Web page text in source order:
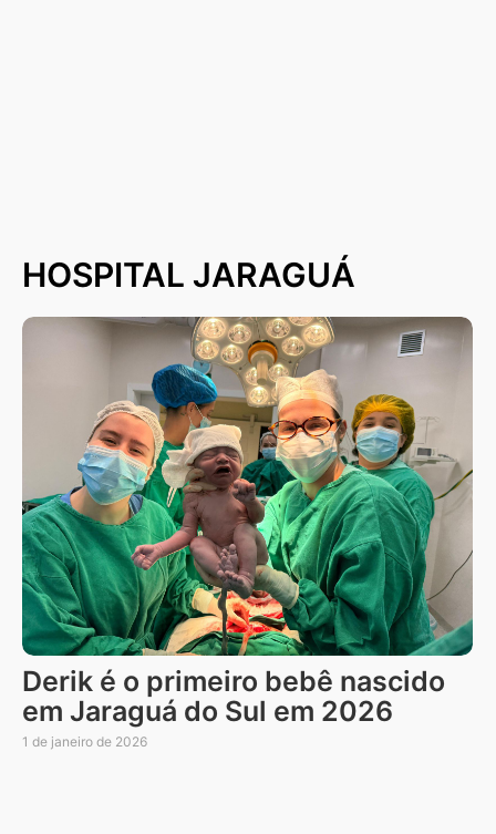
HOSPITAL JARAGUÁ
Derik é o primeiro bebê nascido
em Jaraguá do Sul em 2026
1 de janeiro de 2026